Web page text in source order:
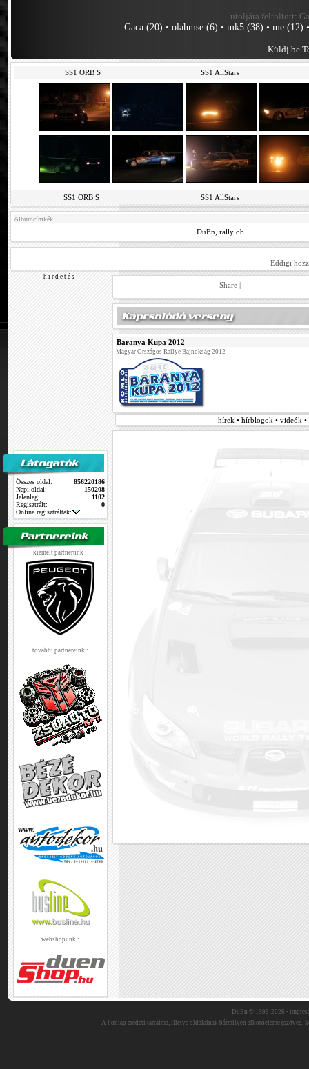
utoljára feltöltött:
Gaca (20) •olahmse (6) •mk5 (38) •me (12)
Küldj be
SS1 ORB S SS1 AllStars
SS1 ORB S SS1 AllStars
Albumcímkék
DuEn ,rally ob
Eddigi
h i r d e t é s
Összes oldal:
856220186
Napi oldal:
150208
Jelenleg:
1102
Regisztrált:
0
Online regisztráltak:
kiemelt partnerünk :
további partnereink :
webshopunk :
Share |
Baranya Kupa 2012
Magyar Országos Rallye Bajnokság 2012
hírek • hírblogok • videók
DuEn © 1999-2026 •
A honlap eredeti tartalma, illetve oldalainak bármilyen alkotóeleme (szöveg,